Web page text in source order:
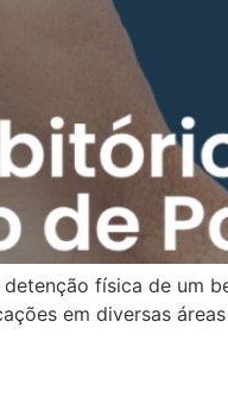
física de um
em diversas